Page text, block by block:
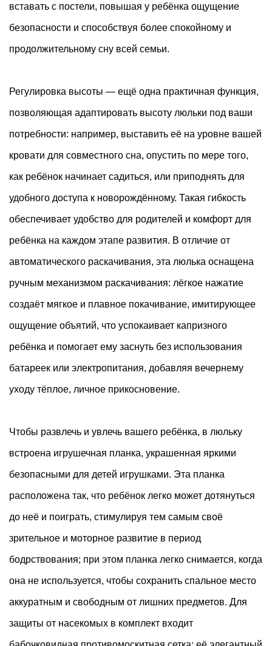
вставать с постели, повышая у ребёнка ощущение
безопасности и способствуя более спокойному и
продолжительному сну всей семьи.
Регулировка высоты — ещё одна практичная функция,
позволяющая адаптировать высоту люльки под ваши
потребности: например, выставить её на уровне вашей
кровати для совместного сна, опустить по мере того,
как ребёнок начинает садиться, или приподнять для
удобного доступа к новорождённому. Такая гибкость
обеспечивает удобство для родителей и комфорт для
ребёнка на каждом этапе развития. В отличие от
автоматического раскачивания, эта люлька оснащена
ручным механизмом раскачивания: лёгкое нажатие
создаёт мягкое и плавное покачивание, имитирующее
ощущение объятий, что успокаивает капризного
ребёнка и помогает ему заснуть без использования
батареек или электропитания, добавляя вечернему
уходу тёплое, личное прикосновение.
Чтобы развлечь и увлечь вашего ребёнка, в люльку
встроена игрушечная планка, украшенная яркими
безопасными для детей игрушками. Эта планка
расположена так, что ребёнок легко может дотянуться
до неё и поиграть, стимулируя тем самым своё
зрительное и моторное развитие в период
бодрствования; при этом планка легко снимается, когда
она не используется, чтобы сохранить спальное место
аккуратным и свободным от лишних предметов. Для
защиты от насекомых в комплект входит